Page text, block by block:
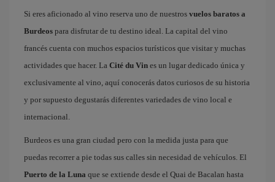
Si eres aficionado al vino reserva uno de nuestros vuelos baratos a
Burdeos para disfrutar de tu destino ideal. La capital del vino
francés cuenta con muchos espacios turísticos que visitar y muchas
actividades que hacer. La Cité du Vin es un lugar dedicado única y
exclusivamente al vino, aquí conocerás datos curiosos de su historia
y por supuesto degustarás diferentes variedades de vino local e
internacional.
Burdeos es una gran ciudad pero con la medida justa para que
puedas recorrer a pie todas sus calles sin necesidad de vehículos. El
Puerto de la Luna que se extiende desde el Quai de Bacalan hasta